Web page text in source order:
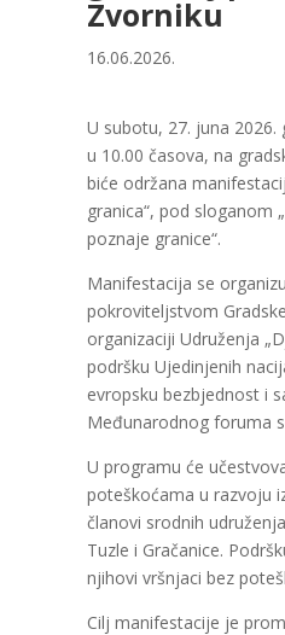
Zvorniku
16.06.2026.
U subotu, 27. juna
u 10.00 časova, na
biće održana
granica“, pod sloganom
poznaje granice“.
Manifestacija se
pokroviteljstvom
organizaciji Udruženja
podršku Ujedinjenih
evropsku bezbjednost i
Međunarodnog foruma
U programu će
poteškoćama u razvoju
članovi srodnih
Tuzle i Gračanice.
njihovi vršnjaci bez
Cilj manifestacije je